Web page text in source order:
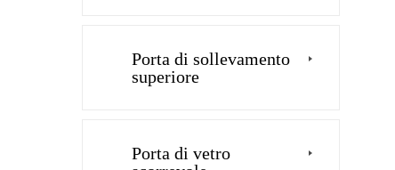
Porta di sollevamento
superiore
Porta di vetro